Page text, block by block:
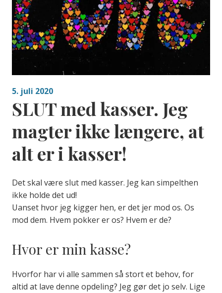
5. juli 2020
SLUT med kasser. Jeg
magter ikke længere, at
alt er i kasser!
Det skal være slut med kasser. Jeg kan simpelthen
ikke holde det ud!
Uanset hvor jeg kigger hen, er det jer mod os. Os
mod dem. Hvem pokker er os? Hvem er de?
Hvor er min kasse?
Hvorfor har vi alle sammen så stort et behov, for
altid at lave denne opdeling? Jeg gør det jo selv. Lige